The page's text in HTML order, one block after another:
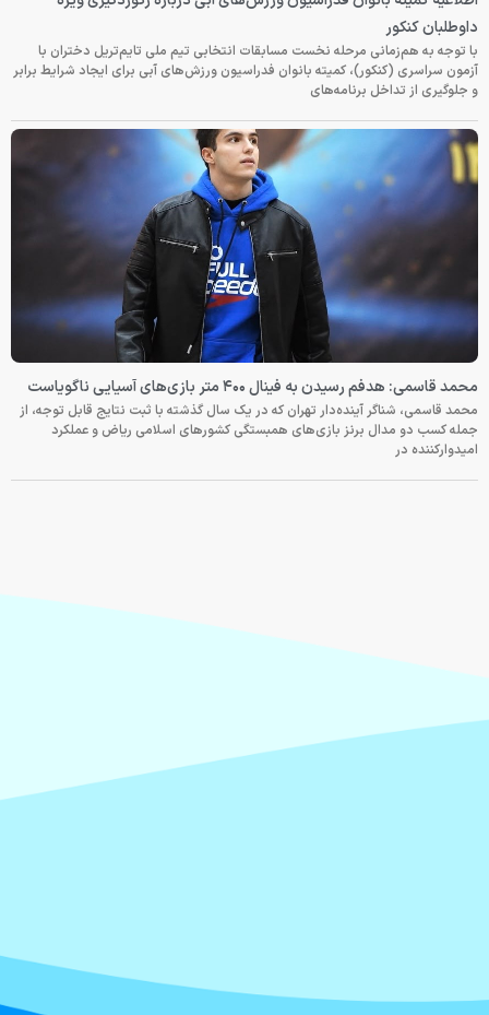
داوطلبان کنکور
با توجه به هم‌زمانی مرحله نخست مسابقات انتخابی تیم ملی تایم‌تریل دختران با
آزمون سراسری (کنکور)، کمیته بانوان فدراسیون ورزش‌های آبی برای ایجاد شرایط برابر
و جلوگیری از تداخل برنامه‌های
محمد قاسمی: هدفم رسیدن به فینال ۴۰۰ متر بازی‌های آسیایی ناگویاست
محمد قاسمی، شناگر آینده‌دار تهران که در یک سال گذشته با ثبت نتایج قابل توجه، از
جمله کسب دو مدال برنز بازی‌های همبستگی کشورهای اسلامی ریاض و عملکرد
امیدوارکننده در